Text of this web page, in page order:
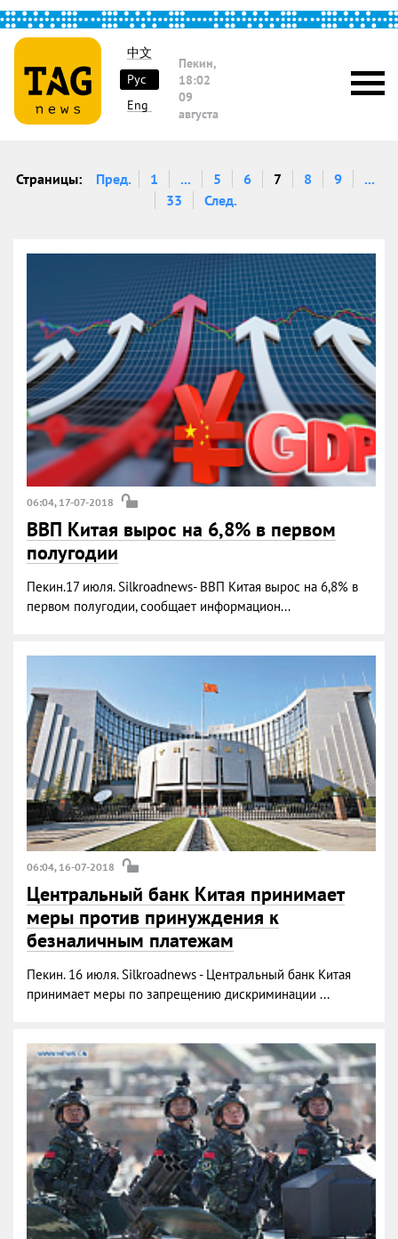
中文
Рус
Eng
Пекин,
18:02
09
августа
Страницы: Пред. 1 ... 5 6 7 8 9
...
33
След.
06:04, 17-07-2018
ВВП Китая вырос на 6,8% в первом
полугодии
Пекин.17 июля. Silkroadnews- ВВП Китая вырос на 6,8% в
первом полугодии, сообщает информацион...
06:04, 16-07-2018
Центральный банк Китая принимает
меры против принуждения к
безналичным платежам
Пекин. 16 июля. Silkroadnews - Центральный банк Китая
принимает меры по запрещению дискриминации ...